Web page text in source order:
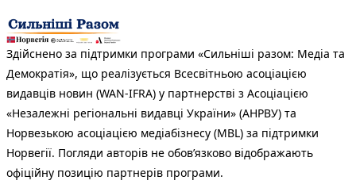
Здійснено за підтримки програми «Сильніші разом: Медіа та
Демократія», що реалізується Всесвітньою асоціацією
видавців новин (WAN-IFRA) у партнерстві з Асоціацією
«Незалежні регіональні видавці України» (АНРВУ) та
Норвезькою асоціацією медіабізнесу (MBL) за підтримки
Норвегії. Погляди авторів не обов’язково відображають
офіційну позицію партнерів програми.